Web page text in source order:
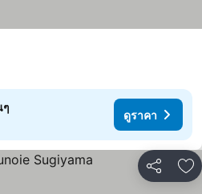
ๆ
ดูราคา
แชร์ เ